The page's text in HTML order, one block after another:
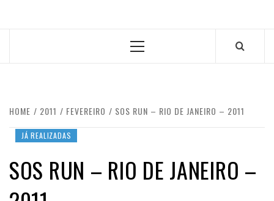
Primary
HOME 2011 FEVEREIRO SOS RUN – RIO DE JANEIRO – 2011
JÁ REALIZADAS
SOS RUN – RIO DE JANEIRO –